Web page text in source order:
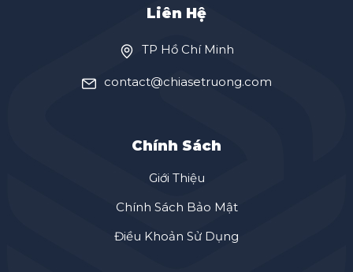
Liên Hệ
TP Hồ Chí Minh
contact@chiasetruong.com
Chính Sách
Giới Thiệu
Chính Sách Bảo Mật
Điều Khoản Sử Dụng